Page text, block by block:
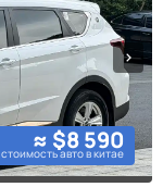
≈ $8 590
стоимость авто в китае